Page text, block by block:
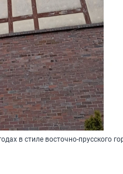
в стиле восточно-прусского